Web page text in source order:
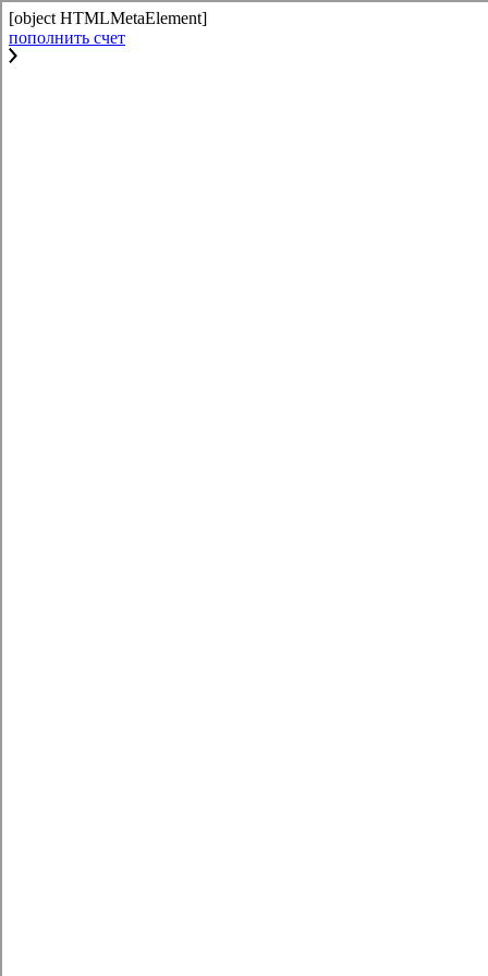
[object HTMLMetaElement]
пополнить счет